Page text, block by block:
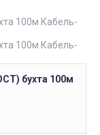
бухта 100м